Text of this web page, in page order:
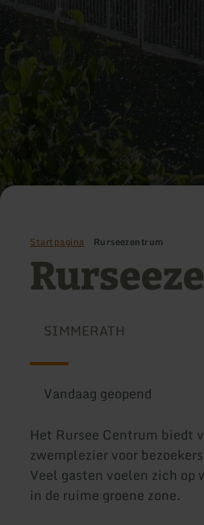
Startpagina Rurseezentrum
SIMMERATH
Vandaag geopend
Het Rursee Centrum biedt
zwemplezier voor
Veel gasten voelen zich op
in de ruime groene zone.